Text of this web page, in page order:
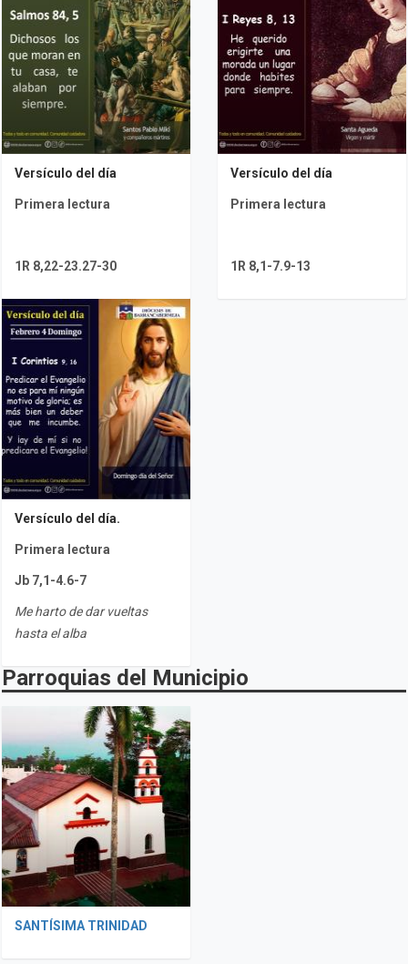
Versículo del día
Primera lectura
1R 8,22-23.27-30
Versículo del día
Primera lectura
1R 8,1-7.9-13
Versículo del día.
Primera lectura
Jb 7,1-4.6-7
Me harto de dar vueltas
hasta el alba
Parroquias del Municipio
SANTÍSIMA TRINIDAD